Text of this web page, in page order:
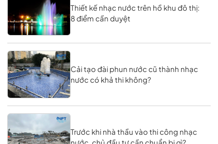
Thiết kế nhạc nước trên hồ khu đô thị:
8 điểm cần duyệt
Cải tạo đài phun nước cũ thành nhạc
nước có khả thi không?
Trước khi nhà thầu vào thi công nhạc